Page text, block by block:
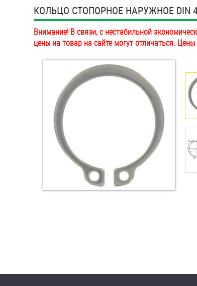
Анкеры
Антивандальный крепёж,
инструмент
Болты и винты
Гайки
Дюбели
Дюймовый крепёж
Заклепки (Гайки-Заклепки)
Оснастка и аксессуары для
КОЛЬЦО СТОПОРНОЕ НАРУЖНОЕ
Внимание! В связи, с нестабильной
цены на товар на сайте могут отличаться.